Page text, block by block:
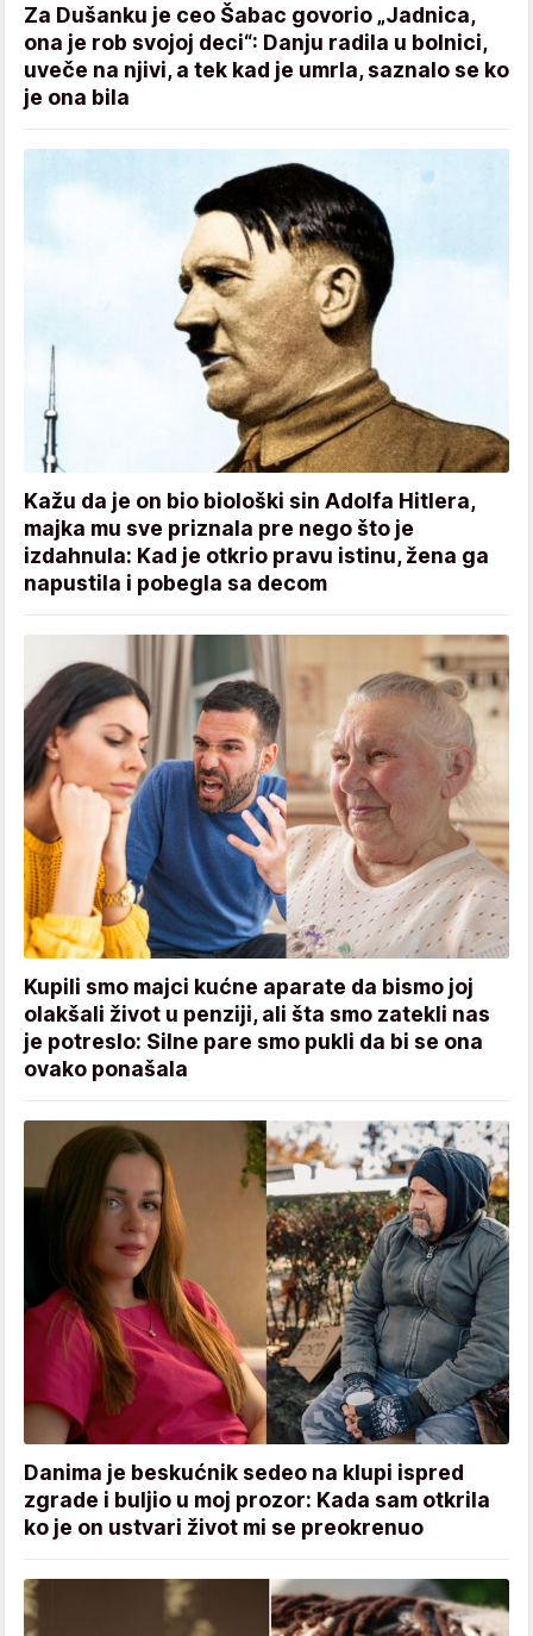
Za Dušanku je ceo Šabac govorio „Jadnica,
ona je rob svojoj deci“: Danju radila u bolnici,
uveče na njivi, a tek kad je umrla, saznalo se ko
je ona bila
Kažu da je on bio biološki sin Adolfa Hitlera,
majka mu sve priznala pre nego što je
izdahnula: Kad je otkrio pravu istinu, žena ga
napustila i pobegla sa decom
Kupili smo majci kućne aparate da bismo joj
olakšali život u penziji, ali šta smo zatekli nas
je potreslo: Silne pare smo pukli da bi se ona
ovako ponašala
Danima je beskućnik sedeo na klupi ispred
zgrade i buljio u moj prozor: Kada sam otkrila
ko je on ustvari život mi se preokrenuo